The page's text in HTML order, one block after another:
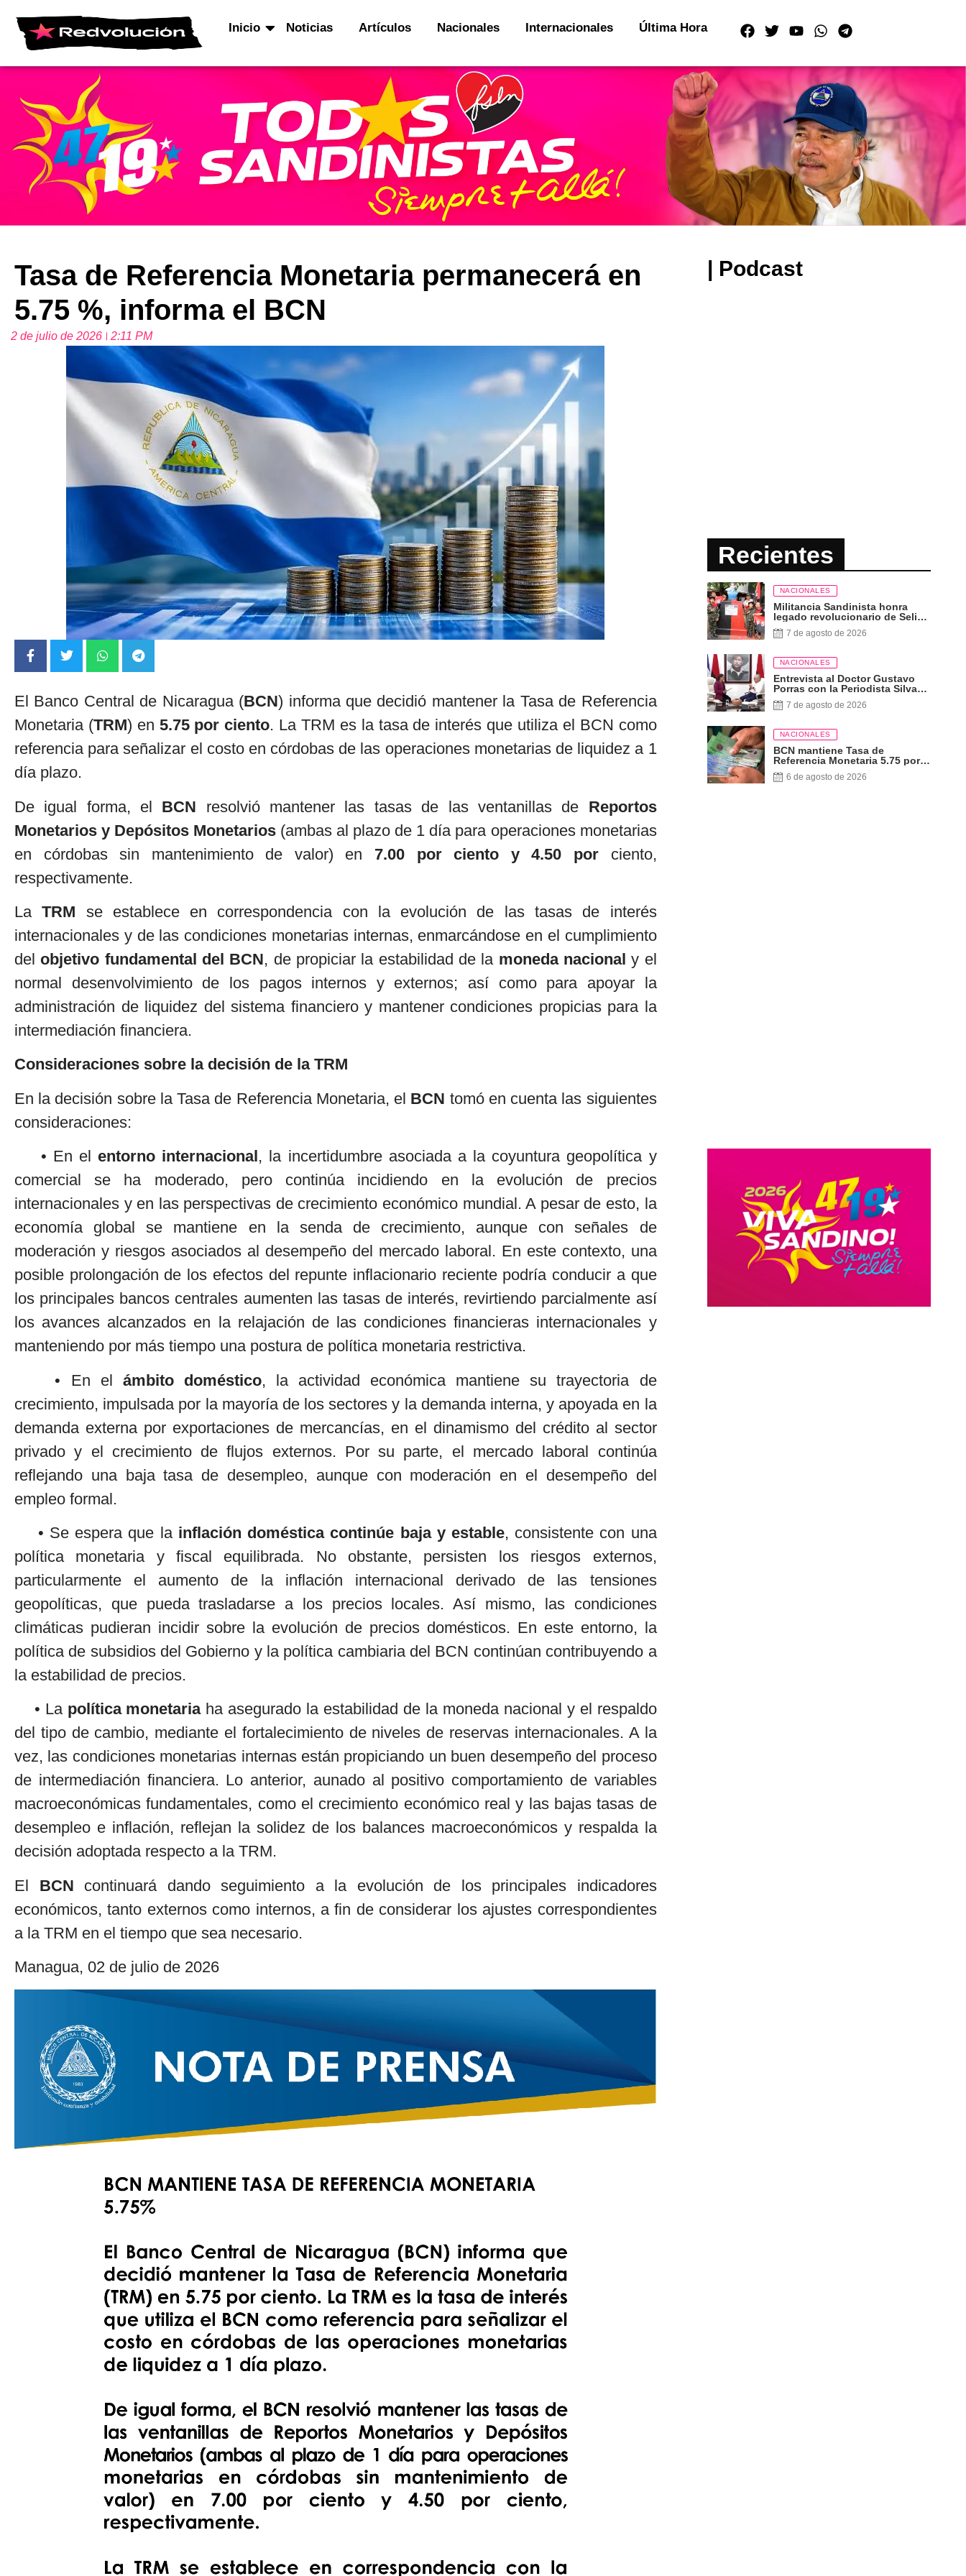
Inicio Noticias Artículos Nacionales Internacionales Última Hora
Tasa de Referencia Monetaria permanecerá en
5.75 %, informa el BCN
2 de julio de 2026 2:11 PM
El Banco Central de Nicaragua (BCN) informa que decidió mantener la Tasa de Referencia
Monetaria (TRM) en 5.75 por ciento. La TRM es la tasa de interés que utiliza el BCN como
referencia para señalizar el costo en córdobas de las operaciones monetarias de liquidez a 1
día plazo.
De igual forma, el BCN resolvió mantener las tasas de las ventanillas de Reportos
Monetarios y Depósitos Monetarios (ambas al plazo de 1 día para operaciones monetarias
en córdobas sin mantenimiento de valor) en 7.00 por ciento y 4.50 por ciento,
respectivamente.
LaTRM se establece en correspondencia con la evolución de las tasas de interés
internacionales y de las condiciones monetarias internas, enmarcándose en el cumplimiento
del objetivo fundamental del BCN, de propiciar la estabilidad de la moneda nacionaly el
normal desenvolvimiento de los pagos internos y externos; así como para apoyar la
administración de liquidez del sistema financiero y mantener condiciones propicias para la
intermediación financiera.
Consideraciones sobre la decisión de la TRM
En la decisión sobre la Tasa de Referencia Monetaria, el BCN tomó en cuenta las siguientes
consideraciones:
• En elentorno internacional, la incertidumbre asociada a la coyuntura geopolítica y
comercial se ha moderado, pero continúa incidiendo en la evolución de precios
internacionales y en las perspectivas de crecimiento económico mundial. A pesar de esto, la
economía global se mantiene en la senda de crecimiento, aunque con señales de
moderación y riesgos asociados al desempeño del mercado laboral. En este contexto, una
posible prolongación de los efectos del repunte inflacionario reciente podría conducir a que
los principales bancos centrales aumenten las tasas de interés, revirtiendo parcialmente así
los avances alcanzados en la relajación de las condiciones financieras internacionales y
manteniendo por más tiempo una postura de política monetaria restrictiva.
• En el ámbito doméstico, la actividad económica mantiene su trayectoria de
crecimiento, impulsada por la mayoría de los sectores y la demanda interna, y apoyada en la
demanda externa por exportaciones de mercancías, en el dinamismo del crédito al sector
privado y el crecimiento de flujos externos. Por su parte, el mercado laboral continúa
reflejando una baja tasa de desempleo, aunque con moderación en el desempeño del
empleo formal.
• Se espera que lainflación doméstica continúe baja y estable, consistente con una
política monetaria y fiscal equilibrada. No obstante, persisten los riesgos externos,
particularmente el aumento de la inflación internacional derivado de las tensiones
geopolíticas, que pueda trasladarse a los precios locales. Así mismo, las condiciones
climáticas pudieran incidir sobre la evolución de precios domésticos. En este entorno, la
política de subsidios del Gobierno y la política cambiaria del BCN continúan contribuyendo a
la estabilidad de precios.
• La política monetariaha asegurado la estabilidad de la moneda nacional y el respaldo
del tipo de cambio, mediante el fortalecimiento de niveles de reservas internacionales. A la
vez, las condiciones monetarias internas están propiciando un buen desempeño del proceso
de intermediación financiera. Lo anterior, aunado al positivo comportamiento de variables
macroeconómicas fundamentales, como el crecimiento económico real y las bajas tasas de
desempleo e inflación, reflejan la solidez de los balances macroeconómicos y respalda la
decisión adoptada respecto a la TRM.
El BCN continuará dando seguimiento a la evolución de los principales indicadores
económicos, tanto externos como internos, a fin de considerar los ajustes correspondientes
a la TRM en el tiempo que sea necesario.
Managua, 02 de julio de 2026
| Podcast
Recientes
NACIONALES
Militancia Sandinista honra
legado revolucionario de Selim
Shible Sandoval a 59 años de
su paso a la inmortalidad
7 de agosto de 2026
NACIONALES
Entrevista al Doctor Gustavo
Porras con la Periodista Silvana
Jarquín León, Corresponsal de
RT en Nicaragua
7 de agosto de 2026
NACIONALES
BCN mantiene Tasa de
Referencia Monetaria 5.75 por
ciento
6 de agosto de 2026